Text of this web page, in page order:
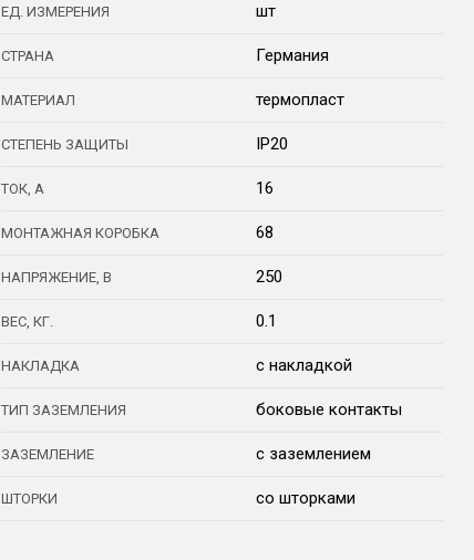
ЕД. ИЗМЕРЕНИЯ шт
СТРАНА Германия
МАТЕРИАЛ термопласт
СТЕПЕНЬ ЗАЩИТЫ IP20
ТОК, А 16
МОНТАЖНАЯ КОРОБКА 68
НАПРЯЖЕНИЕ, В 250
ВЕС, КГ. 0.1
НАКЛАДКА с накладкой
ТИП ЗАЗЕМЛЕНИЯ боковые контакты
ЗАЗЕМЛЕНИЕ с заземлением
ШТОРКИ со шторками